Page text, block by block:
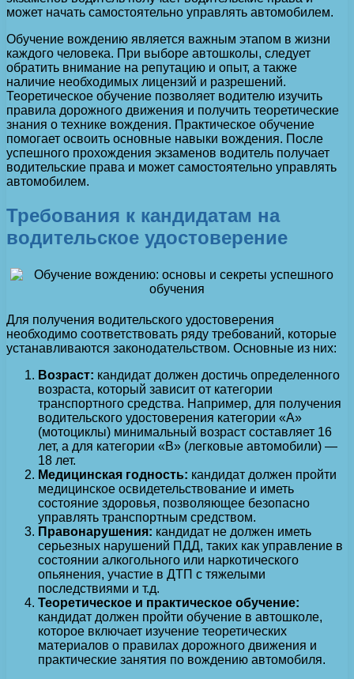
может начать самостоятельно управлять автомобилем.
Обучение вождению является важным этапом в жизни
каждого человека. При выборе автошколы, следует
обратить внимание на репутацию и опыт, а также
наличие необходимых лицензий и разрешений.
Теоретическое обучение позволяет водителю изучить
правила дорожного движения и получить теоретические
знания о технике вождения. Практическое обучение
помогает освоить основные навыки вождения. После
успешного прохождения экзаменов водитель получает
водительские права и может самостоятельно управлять
автомобилем.
Требования к кандидатам на
водительское удостоверение
Для получения водительского удостоверения
необходимо соответствовать ряду требований, которые
устанавливаются законодательством. Основные из них:
Возраст: кандидат должен достичь определенного
возраста, который зависит от категории
транспортного средства. Например, для получения
водительского удостоверения категории «А»
(мотоциклы) минимальный возраст составляет 16
лет, а для категории «В» (легковые автомобили) —
18 лет.
Медицинская годность: кандидат должен пройти
медицинское освидетельствование и иметь
состояние здоровья, позволяющее безопасно
управлять транспортным средством.
Правонарушения: кандидат не должен иметь
серьезных нарушений ПДД, таких как управление в
состоянии алкогольного или наркотического
опьянения, участие в ДТП с тяжелыми
последствиями и т.д.
Теоретическое и практическое обучение:
кандидат должен пройти обучение в автошколе,
которое включает изучение теоретических
материалов о правилах дорожного движения и
практические занятия по вождению автомобиля.